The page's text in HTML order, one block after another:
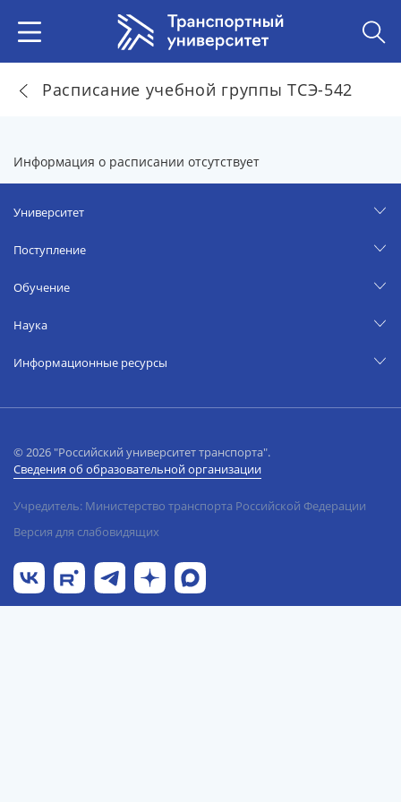
Расписание учебной группы ТСЭ-542
Информация о расписании отсутствует
Университет
Поступление
Обучение
Наука
Информационные ресурсы
© 2026 "Российский университет транспорта".
Сведения об образовательной организации
Учредитель: Министерство транспорта Российской Федерации
Версия для слабовидящих